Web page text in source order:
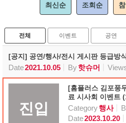
최신순 조회순
전체 이벤트 공연
[공지] 공연/행사/전시 게시판 등급방
Date2021.10.05 By핫슈머
진입
[홈플러스 김포풍
료 시사회 이벤트
Category행사
Date2023.10.20